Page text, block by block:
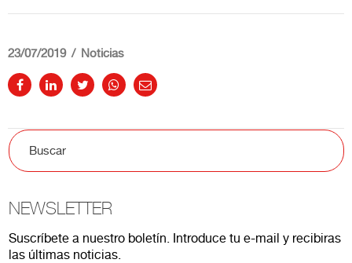
23/07/2019 Noticias
NEWSLETTER
Suscríbete a nuestro boletín. Introduce tu e-mail y recibiras
las últimas noticias.